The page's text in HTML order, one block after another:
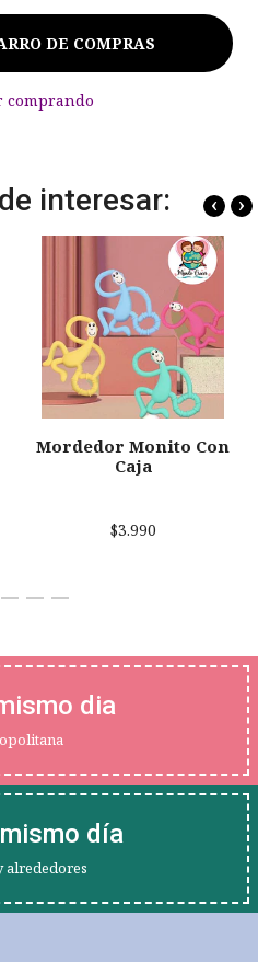
comprando
interesar:
Mordedor Monito Con
Caja
$3.990
‹ ›
dia
día
alrededores